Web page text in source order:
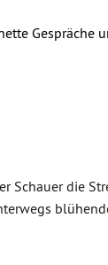
Gespräche
Schauer die